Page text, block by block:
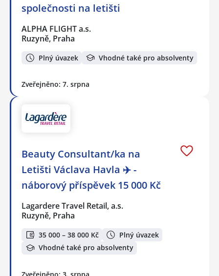
společnosti na letišti
ALPHA FLIGHT a.s.
Ruzyně, Praha
Plný úvazek Vhodné také pro absolventy
Zveřejněno: 7. srpna
Beauty Consultant/ka na
Letišti Václava Havla ✈️ -
náborový příspěvek 15 000 Kč
Lagardere Travel Retail, a.s.
Ruzyně, Praha
35 000 – 38 000 Kč
Plný úvazek
Vhodné také pro absolventy
Zveřejněno: 3. srpna